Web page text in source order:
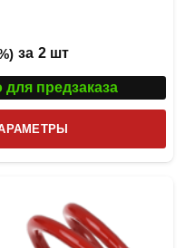
за 2 шт
для предзаказа
товар